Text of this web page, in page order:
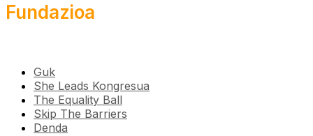
Fundazioa
Guk
She Leads Kongresua
The Equality Ball
Skip The Barriers
Denda